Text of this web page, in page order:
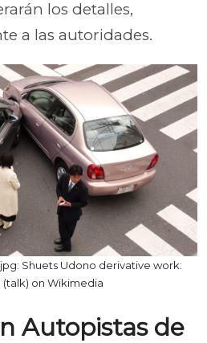
los detalles,
a las autoridades.
Shuets Udono derivative work:
(talk) on Wikimedia
Autopistas de